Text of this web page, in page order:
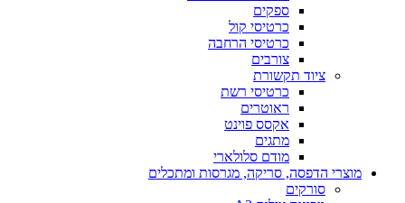
ספקים
כרטיסי קול
כרטיסי הרחבה
צורבים
ציוד תקשורת
כרטיסי רשת
ראוטרים
אקסס פוינט
מתגים
מודם סלולארי
מוצרי הדפסה, סריקה, מגרסות ומתכלים
סורקים